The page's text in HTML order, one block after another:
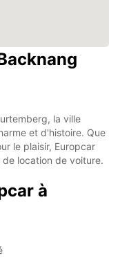
la ville
et d'histoire. Que
le plaisir, Europcar
location de voiture.
à